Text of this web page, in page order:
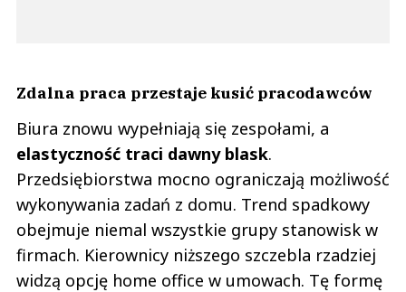
Zdalna praca przestaje kusić pracodawców
Biura znowu wypełniają się zespołami, a
elastyczność traci dawny blask.
Przedsiębiorstwa mocno ograniczają możliwość
wykonywania zadań z domu. Trend spadkowy
obejmuje niemal wszystkie grupy stanowisk w
firmach. Kierownicy niższego szczebla rzadziej
widzą opcję home office w umowach. Tę formę